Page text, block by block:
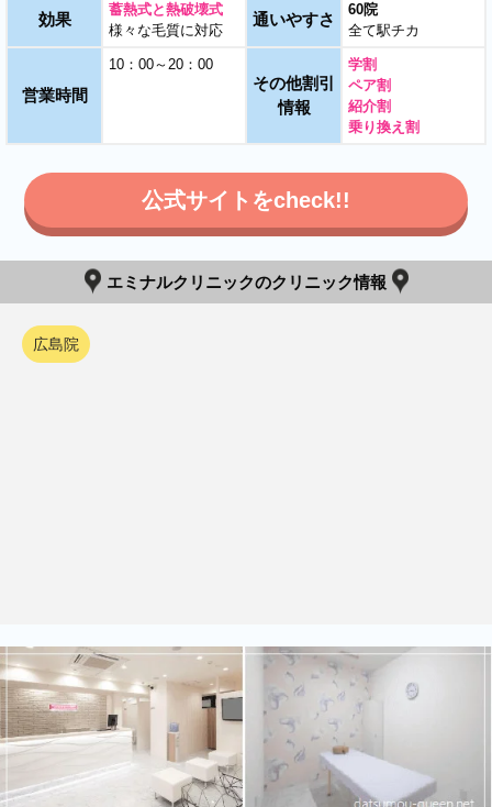
効果
蓄熱式と熱破壊式
様々な毛質に対応
通いやすさ
60院
全て駅チカ
営業時間
10：00～20：00
その他割引
情報
学割
ペア割
紹介割
乗り換え割
公式サイトをcheck!!
エミナルクリニックのクリニック情報
広島院